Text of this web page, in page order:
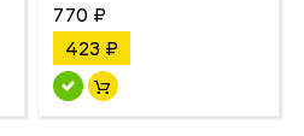
770 ₽
423 ₽